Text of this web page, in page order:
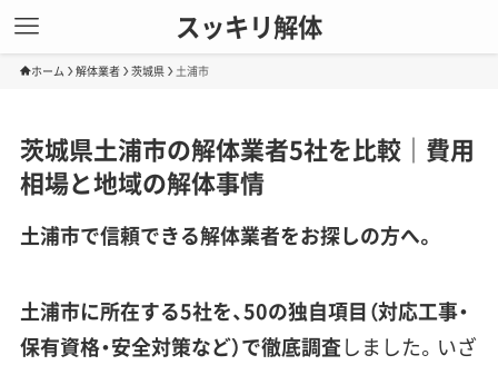
スッキリ解体
ホーム 解体業者 茨城県 土浦市
茨城県土浦市の解体業者5社を比較｜費用
相場と地域の解体事情
土浦市で信頼できる解体業者をお探しの方へ。
土浦市に所在する5社を、50の独自項目（対応工事・
保有資格・安全対策など）で徹底調査しました。いざ